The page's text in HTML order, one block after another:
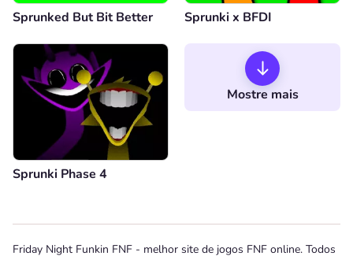
Sprunked But Bit Better Sprunki x BFDI
Sprunki Phase 4
Mostre mais
Friday Night Funkin FNF - melhor site de jogos FNF online. Todos